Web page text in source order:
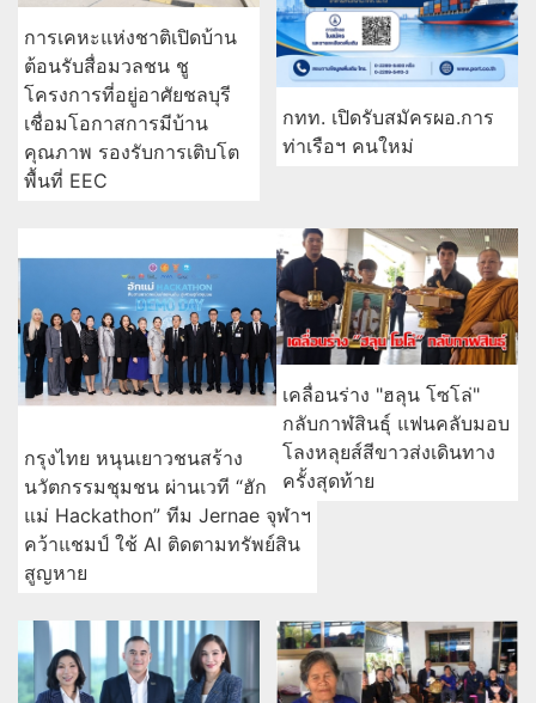
การเคหะแห่งชาติเปิดบ้าน
ต้อนรับสื่อมวลชน ชู
โครงการที่อยู่อาศัยชลบุรี
เชื่อมโอกาสการมีบ้าน
คุณภาพ รองรับการเติบโต
พื้นที่ EEC
กทท. เปิดรับสมัครผอ.การ
ท่าเรือฯ คนใหม่
กรุงไทย หนุนเยาวชนสร้าง
นวัตกรรมชุมชน ผ่านเวที “ฮัก
แม่ Hackathon” ทีม Jernae จุฬาฯ
คว้าแชมป์ ใช้ AI ติดตามทรัพย์สิน
สูญหาย
เคลื่อนร่าง "ฮลุน โซโล่"
กลับกาฬสินธุ์ แฟนคลับมอบ
โลงหลุยส์สีขาวส่งเดินทาง
ครั้งสุดท้าย